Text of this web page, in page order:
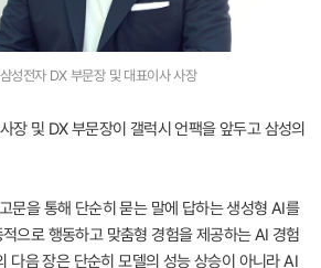
성전자 DX 부문장 및 대표이사 사장
장 및 DX 부문장이 갤럭시 언팩을 앞두고 삼성의
문을 통해 단순히 묻는 말에 답하는 생성형 AI를
으로 행동하고 맞춤형 경험을 제공하는 AI 경험
다음 장은 단순히 모델의 성능 상승이 아니라 AI